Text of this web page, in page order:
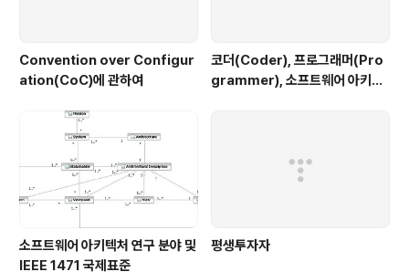
Convention over Configur
ation(CoC)에 관하여
코더(Coder), 프로그래머(Pro
grammer), 소프트웨어 아키텍
소프트웨어 아키텍처 연구 분야 및
IEEE 1471 국제표준
평생투자자